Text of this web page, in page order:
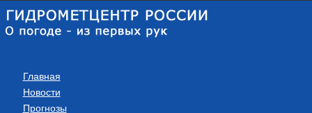
Главная
Новости
Прогнозы